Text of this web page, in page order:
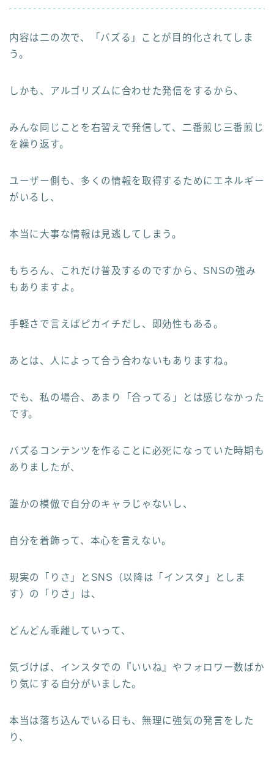
内容は二の次で、「バズる」ことが目的化されてしま
う。
しかも、アルゴリズムに合わせた発信をするから、
みんな同じことを右習えで発信して、二番煎じ三番煎じ
を繰り返す。
ユーザー側も、多くの情報を取得するためにエネルギー
がいるし、
本当に大事な情報は見逃してしまう。
もちろん、これだけ普及するのですから、SNSの強み
もありますよ。
手軽さで言えばピカイチだし、即効性もある。
あとは、人によって合う合わないもありますね。
でも、私の場合、あまり「合ってる」とは感じなかった
です。
バズるコンテンツを作ることに必死になっていた時期も
ありましたが、
誰かの模倣で自分のキャラじゃないし、
自分を着飾って、本心を言えない。
現実の「りさ」とSNS（以降は「インスタ」としま
す）の「りさ」は、
どんどん乖離していって、
気づけば、インスタでの『いいね』やフォロワー数ばか
り気にする自分がいました。
本当は落ち込んでいる日も、無理に強気の発言をした
り、